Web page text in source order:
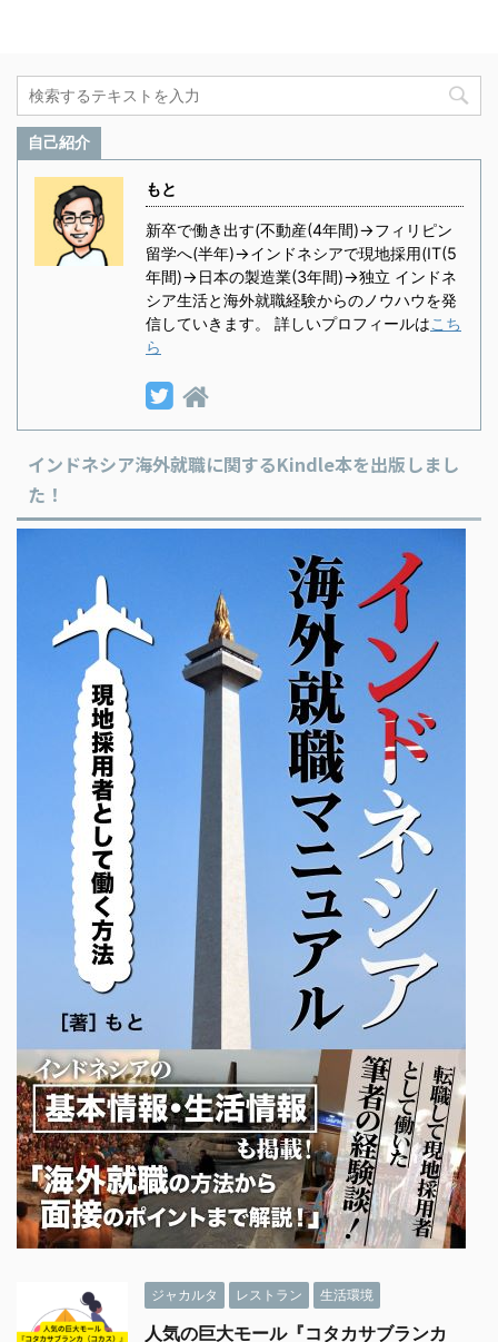
自己紹介
もと
新卒で働き出す(不動産(4年間)→フィリピン
留学へ(半年)→インドネシアで現地採用(IT(5
年間)→日本の製造業(3年間)→独立 インドネ
シア生活と海外就職経験からのノウハウを発
信していきます。 詳しいプロフィールはこち
ら
インドネシア海外就職に関するKindle本を出版しまし
た！
ジャカルタ レストラン 生活環境
人気の巨大モール『コタカサブランカ